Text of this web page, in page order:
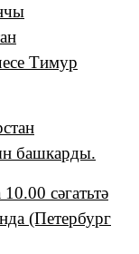
Тимур
башкарды.
сәгатьтә
(Петербург